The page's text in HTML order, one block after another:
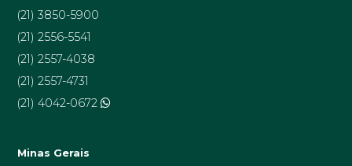
(21) 3850-5900
(21) 2556-5541
(21) 2557-4038
(21) 2557-4731
(21) 4042-0672
Minas Gerais